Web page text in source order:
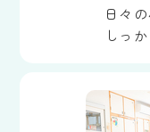
日々
しっ